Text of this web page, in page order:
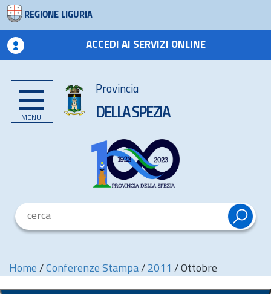
REGIONE LIGURIA
ACCEDI AI SERVIZI ONLINE
MENU
Provincia
DELLA SPEZIA
Home / Conferenze Stampa / 2011 / Ottobre